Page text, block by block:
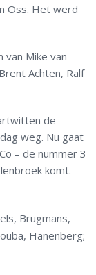
Oss. Het werd
van Mike van
Achten, Ralf
de
weg. Nu gaat
– de nummer 3
komt.
Brugmans,
Hanenberg;